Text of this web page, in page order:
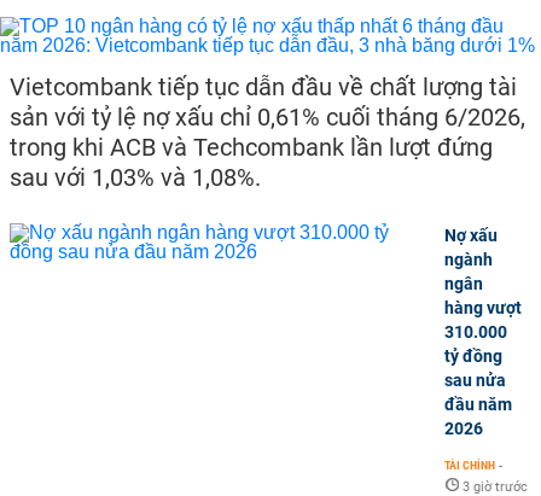
Vietcombank tiếp tục dẫn đầu về chất lượng tài
sản với tỷ lệ nợ xấu chỉ 0,61% cuối tháng 6/2026,
trong khi ACB và Techcombank lần lượt đứng
sau với 1,03% và 1,08%.
Nợ xấu
ngành
ngân
hàng vượt
310.000
tỷ đồng
sau nửa
đầu năm
2026
TÀI CHÍNH -
3 giờ trước